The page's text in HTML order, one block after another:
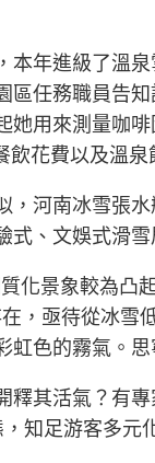
本年進級了溫
區任務職員告
她用來測量咖
飲花費以及溫泉
，河南冰雪張
、文娛式滑
化景象較為
，亟待從冰
虹色的霧氣。思
其活氣？有
知足游客多元